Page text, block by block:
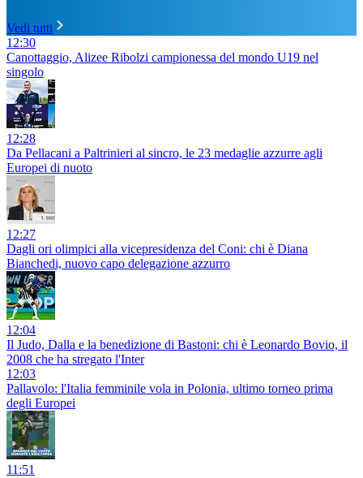
Vedi tutti
12:30
Canottaggio, Alizee Ribolzi campionessa del mondo U19 nel
singolo
12:28
Da Pellacani a Paltrinieri al sincro, le 23 medaglie azzurre agli
Europei di nuoto
12:27
Dagli ori olimpici alla vicepresidenza del Coni: chi è Diana
Bianchedi, nuovo capo delegazione azzurro
12:04
Il Judo, Dalla e la benedizione di Bastoni: chi è Leonardo Bovio, il
2008 che ha stregato l'Inter
12:03
Pallavolo: l'Italia femminile vola in Polonia, ultimo torneo prima
degli Europei
11:51